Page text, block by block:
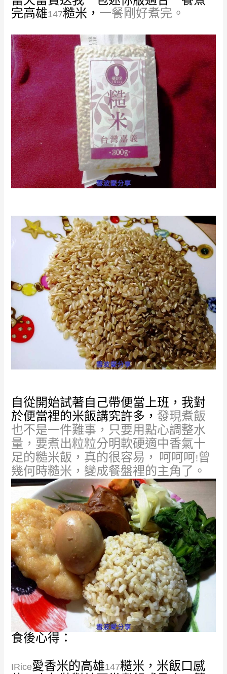
完高雄147糙米， 一餐剛好煮完。
自從開始試著自己帶便當上班，我對
於便當裡的米飯講究許多， 發現煮飯
也不是一件難事，只要用點心調整水
量，要煮出粒粒分明軟硬適中香氣十
足的糙米飯，真的很容易， 呵呵呵! 曾
幾何時糙米，變成餐盤裡的主角了。
食後心得：
IRice愛香米的高雄147糙米，米飯口感